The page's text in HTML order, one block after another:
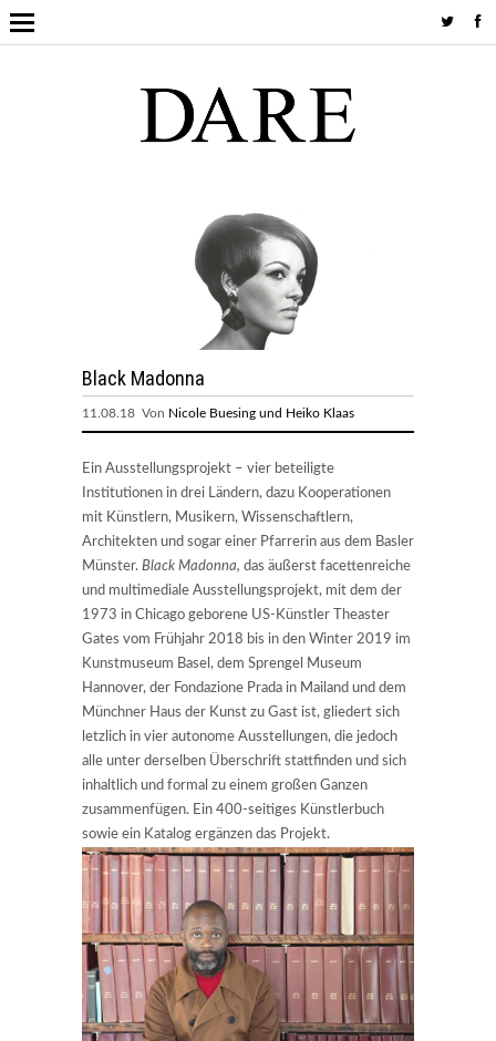
Black Madonna
11.08.18 Von Nicole Buesing und Heiko Klaas
Ein Ausstellungsprojekt – vier beteiligte
Institutionen in drei Ländern, dazu Kooperationen
mit Künstlern, Musikern, Wissenschaftlern,
Architekten und sogar einer Pfarrerin aus dem Basler
Münster. Black Madonna, das äußerst facettenreiche
und multimediale Ausstellungsprojekt, mit dem der
1973 in Chicago geborene US-Künstler Theaster
Gates vom Frühjahr 2018 bis in den Winter 2019 im
Kunstmuseum Basel, dem Sprengel Museum
Hannover, der Fondazione Prada in Mailand und dem
Münchner Haus der Kunst zu Gast ist, gliedert sich
letzlich in vier autonome Ausstellungen, die jedoch
alle unter derselben Überschrift stattfinden und sich
inhaltlich und formal zu einem großen Ganzen
zusammenfügen. Ein 400-seitiges Künstlerbuch
sowie ein Katalog ergänzen das Projekt.